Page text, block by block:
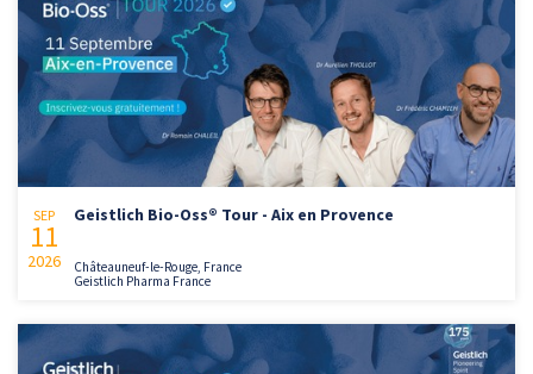
SEP
11
2026
Geistlich Bio-Oss® Tour - Aix en Provence
Châteauneuf-le-Rouge, France
Geistlich Pharma France